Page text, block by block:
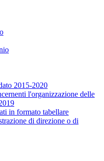
2015-2020
l'organizzazione delle
in formato tabellare
di direzione o di